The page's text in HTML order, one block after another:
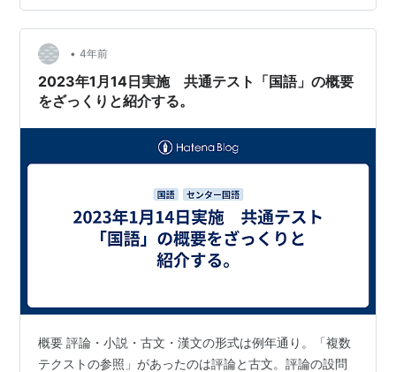
で、全問正解できるでしょう。 6 語句の意味です。これ
も標準的。2問とも正解はたやすいでしょう。むしろ拍子
抜けするかもしれません。 7 問２ 最初の引用文に根拠が
あります。画像の1ページで問２と書き込んでいる箇所の
傍線部が…
• 4年前
2023年1月14日実施 共通テスト「国語」の概要
をざっくりと紹介する。
概要 評論・小説・古文・漢文の形式は例年通り。「複数
テクストの参照」があったのは評論と古文。評論の設問